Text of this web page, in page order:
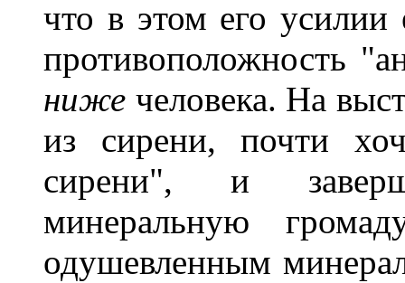
что в этом его
противоположность
ниже человека. На
из сирени, почти
сирени", и
минеральную
одушевленным